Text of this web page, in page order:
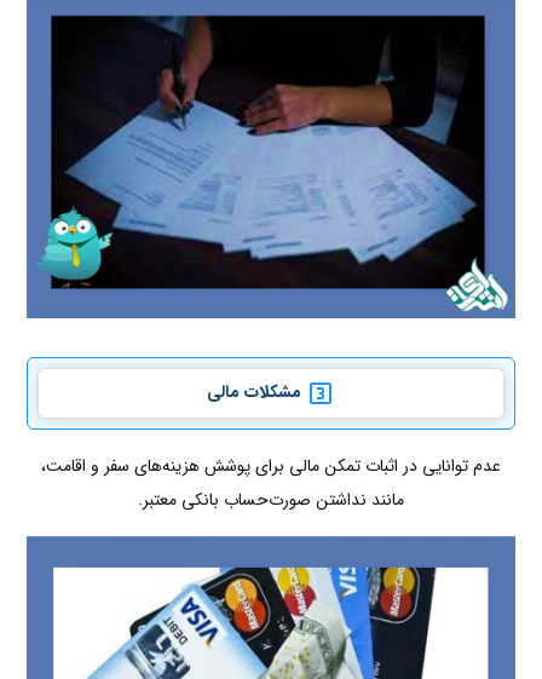
مشکلات مالی
عدم توانایی در اثبات تمکن مالی برای پوشش هزینه‌های سفر و اقامت،
مانند نداشتن صورت‌حساب بانکی معتبر.